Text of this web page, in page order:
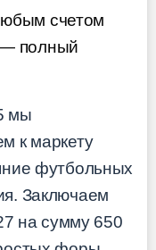
счетом
— полный
мы
к маркету
футбольных
Заключаем
на сумму 650